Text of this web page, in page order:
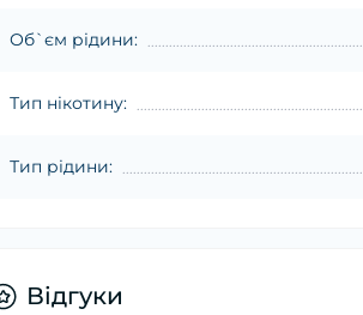
Об`єм рідини:
Тип нікотину:
Тип рідини:
Відгуки